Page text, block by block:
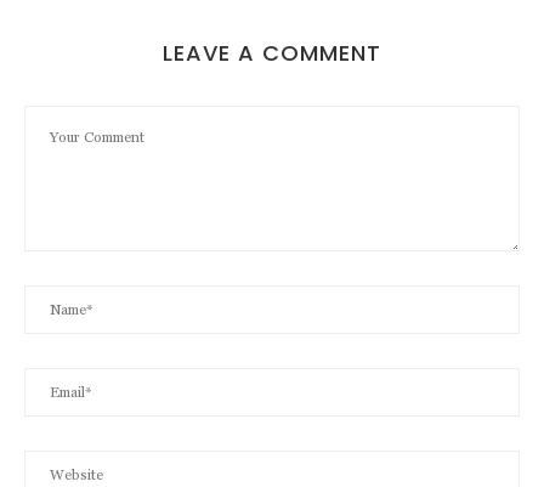
LEAVE A COMMENT